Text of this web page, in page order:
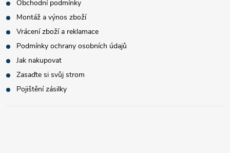
Obchodní podmínky
Montáž a výnos zboží
Vrácení zboží a reklamace
Podmínky ochrany osobních údajů
Jak nakupovat
Zasaďte si svůj strom
Pojištění zásilky